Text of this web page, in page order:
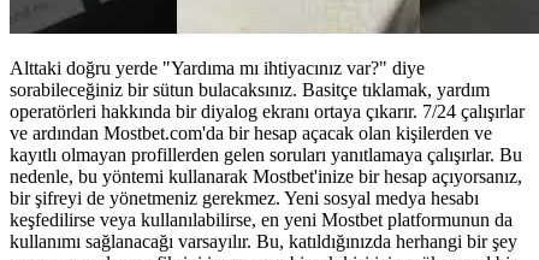
Alttaki doğru yerde "Yardıma mı ihtiyacınız var?" diye
sorabileceğiniz bir sütun bulacaksınız. Basitçe tıklamak, yardım
operatörleri hakkında bir diyalog ekranı ortaya çıkarır. 7/24 çalışırlar
ve ardından Mostbet.com'da bir hesap açacak olan kişilerden ve
kayıtlı olmayan profillerden gelen soruları yanıtlamaya çalışırlar. Bu
nedenle, bu yöntemi kullanarak Mostbet'inize bir hesap açıyorsanız,
bir şifreyi de yönetmeniz gerekmez. Yeni sosyal medya hesabı
keşfedilirse veya kullanılabilirse, en yeni Mostbet platformunun da
kullanımı sağlanacağı varsayılır. Bu, katıldığınızda herhangi bir şey